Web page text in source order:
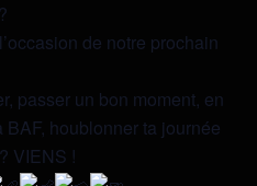
de notre prochain
passer un bon moment, en
houblonner ta journée
VIENS !